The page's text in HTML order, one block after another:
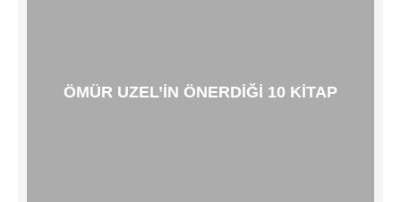
ÖMÜR UZEL’IN ÖNERDIĞI 10 KITAP